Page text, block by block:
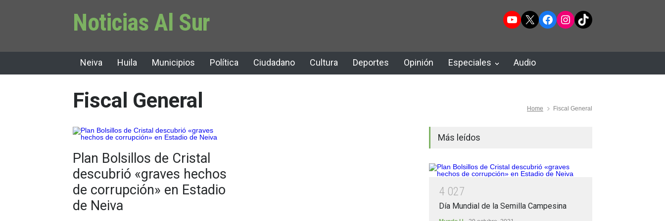
Noticias Al Sur YouTube
X Facebook
Instagram
TikTok
Neiva Huila Municipios Política Ciudadano Cultura Deportes Opinión Especiales Audio
Fiscal General Home Fiscal General
Plan Bolsillos de Cristal
descubrió «graves hechos
de corrupción» en Estadio
de Neiva
Más leídos
4 027
Día Mundial de la Semilla Campesina